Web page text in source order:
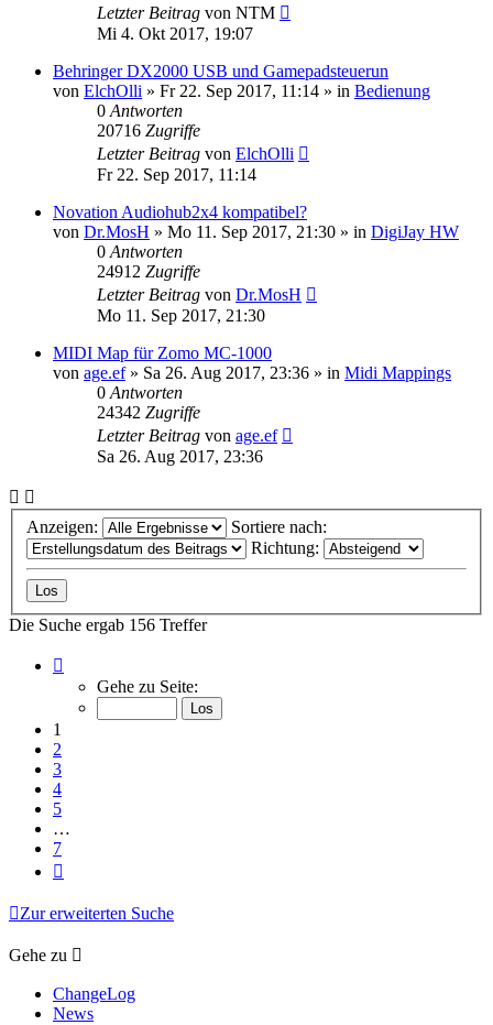
Letzter Beitrag von NTM
Mi 4. Okt 2017, 19:07
Behringer DX2000 USB und Gamepadsteuerun
von ElchOlli » Fr 22. Sep 2017, 11:14 » in Bedienung
0 Antworten
20716 Zugriffe
Letzter Beitrag von ElchOlli
Fr 22. Sep 2017, 11:14
Novation Audiohub2x4 kompatibel?
von Dr.MosH » Mo 11. Sep 2017, 21:30 » in DigiJay HW
0 Antworten
24912 Zugriffe
Letzter Beitrag von Dr.MosH
Mo 11. Sep 2017, 21:30
MIDI Map für Zomo MC-1000
von age.ef» Sa 26. Aug 2017, 23:36 » in Midi Mappings
0 Antworten
24342 Zugriffe
Letzter Beitrag von age.ef
Sa 26. Aug 2017, 23:36
Anzeigen:
Sortiere nach:
Richtung:
Die Suche ergab 156 Treffer
von
Gehe zu Seite:
1
2
3
4
5
…
7
Zur erweiterten Suche
Gehe zu
ChangeLog
News